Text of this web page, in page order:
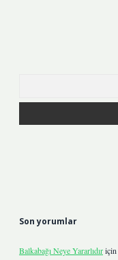
Son yorumlar
Balkabağı Neye Yararlıdıriçin